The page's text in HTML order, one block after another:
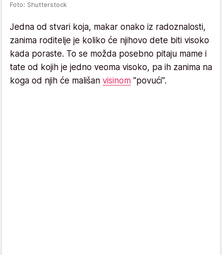
Foto: Shutterstock
Jedna od stvari koja, makar onako iz radoznalosti,
zanima roditelje je koliko će njihovo dete biti visoko
kada poraste. To se možda posebno pitaju mame i
tate od kojih je jedno veoma visoko, pa ih zanima na
koga od njih će mališan visinom "povući".